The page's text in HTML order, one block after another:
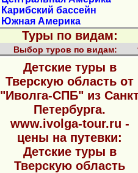
Карибский бассейн
Южная Америка
Туры по видам:
Выбор туров по видам:
Детские туры в
Тверскую область от
"Иволга-СПБ" из
Петербурга.
www.ivolga-tour.ru -
цены на путевки:
Детские туры в
Тверскую область